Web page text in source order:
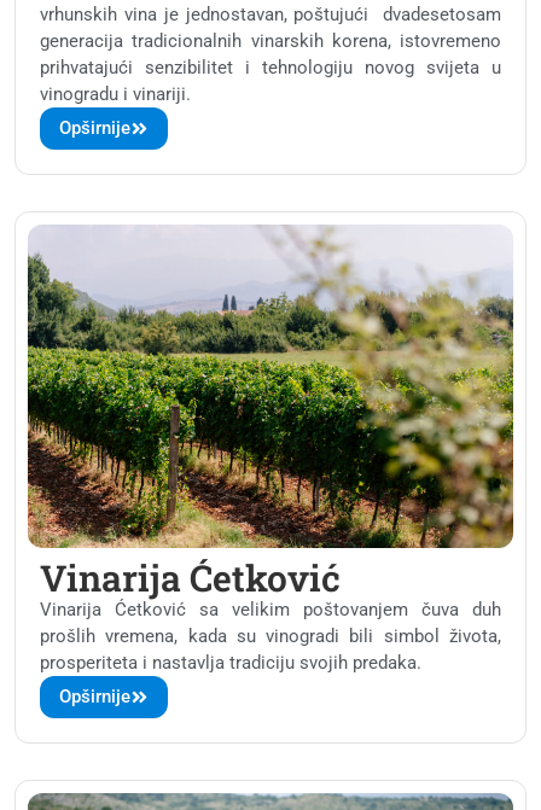
vrhunskih vina je jednostavan, poštujući dvadesetosam
generacija tradicionalnih vinarskih korena, istovremeno
prihvatajući senzibilitet i tehnologiju novog svijeta u
vinogradu i vinariji.
Opširnije
Vinarija Ćetković
Vinarija Ćetković sa velikim poštovanjem čuva duh
prošlih vremena, kada su vinogradi bili simbol života,
prosperiteta i nastavlja tradiciju svojih predaka.
Opširnije